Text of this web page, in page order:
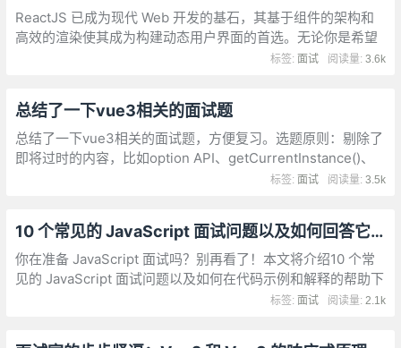
ReactJS 已成为现代 Web 开发的基石，其基于组件的架构和
高效的渲染使其成为构建动态用户界面的首选。无论你是希望
提高技能的经验丰富的开发人员，还是准备即将到来的阅读量:3.6k
标签:面试
总结了一下vue3相关的面试题
总结了一下vue3相关的面试题，方便复习。选题原则：剔除了
即将过时的内容，比如option API、getCurrentInstance()、
setup()函数形式的写法、mixin代码复用、通过
阅读量:3.5k
标签:面试
10 个常见的 JavaScript 面试问题以及如何回答它们
你在准备 JavaScript 面试吗？别再看了！本文将介绍10 个常
见的 JavaScript 面试问题以及如何在代码示例和解释的帮助下
回答这些问题。提升是 JavaScript 中的一种行为，其中变量和
阅读量: 2.1k
标签:面试